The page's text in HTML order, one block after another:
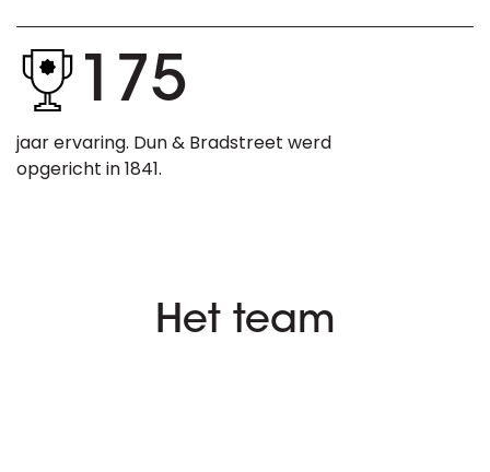
175
jaar ervaring. Dun & Bradstreet werd
opgericht in 1841.
Het team